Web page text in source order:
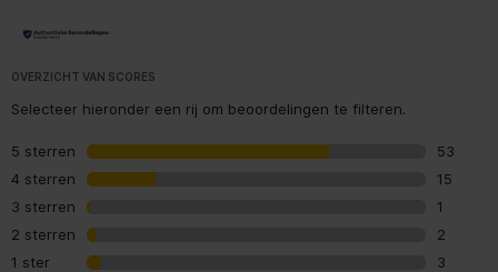
Hoogte verpakking 520 mm
Algemene eigenschappen
OVERZICHT VAN SCORES
Selecteer hieronder een rij om beoordelingen te filteren.
5 sterren sterren
53
4 sterren sterren
15
3 sterren sterren
1
2 sterren sterren
2
1 ster sterren
3